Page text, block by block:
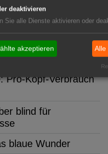
Mulchmaterial
Ertragssicherheit im
Pro-Kopf-Verbrauch
blind für
blaue Wunder
deaktivieren
Sie alle Dienste aktivieren oder
akzeptieren Alle